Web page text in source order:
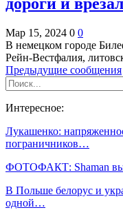
Мар 15, 2024 0 0
В немецком городе
Рейн-Вестфалия,
Предыдущие сообщения
Интересное:
Лукашенко:
пограничников…
ФОТОФАКТ: Shaman
В Польше белорус и
одной…